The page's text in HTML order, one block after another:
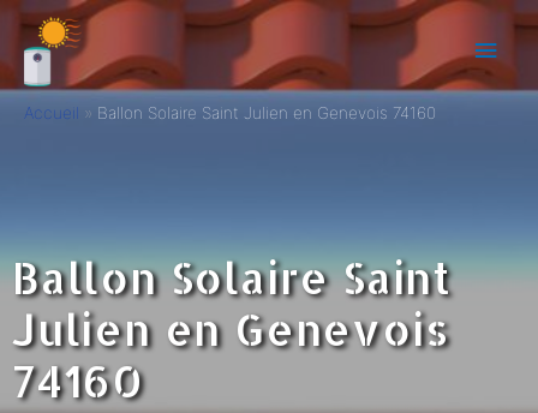
Accueil Ballon Solaire Saint Julien en Genevois 74160
Ballon Solaire Saint
Julien en Genevois
74160